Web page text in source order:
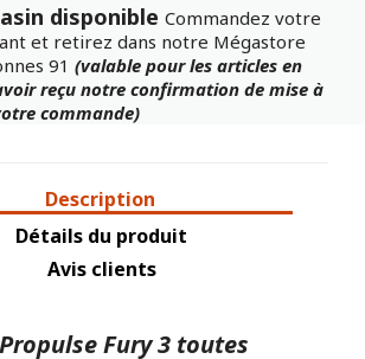
disponible Commandez votre
et retirez dans notre Mégastore
91 (valable pour les articles en
reçu notre confirmation de mise à
commande)
Description
Détails du produit
Avis clients
Fury 3 toutes